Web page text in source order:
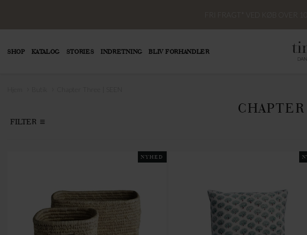
SHOP KATALOG STORIES INDRETNING BLIV FORHANDLER
FILTER
NYHED